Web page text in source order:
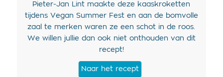
Pieter-Jan Lint maakte deze kaaskroketten
tijdens Vegan Summer Fest en aan de bomvolle
zaal te merken waren ze een schot in de roos.
We willen jullie dan ook niet onthouden van dit
recept!
Naar het recept